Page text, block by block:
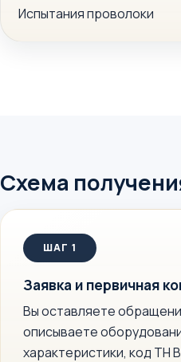
Испытания проволоки
Схема
Заявка и первичная
Вы оставляете
описываете
характеристики, код ТН